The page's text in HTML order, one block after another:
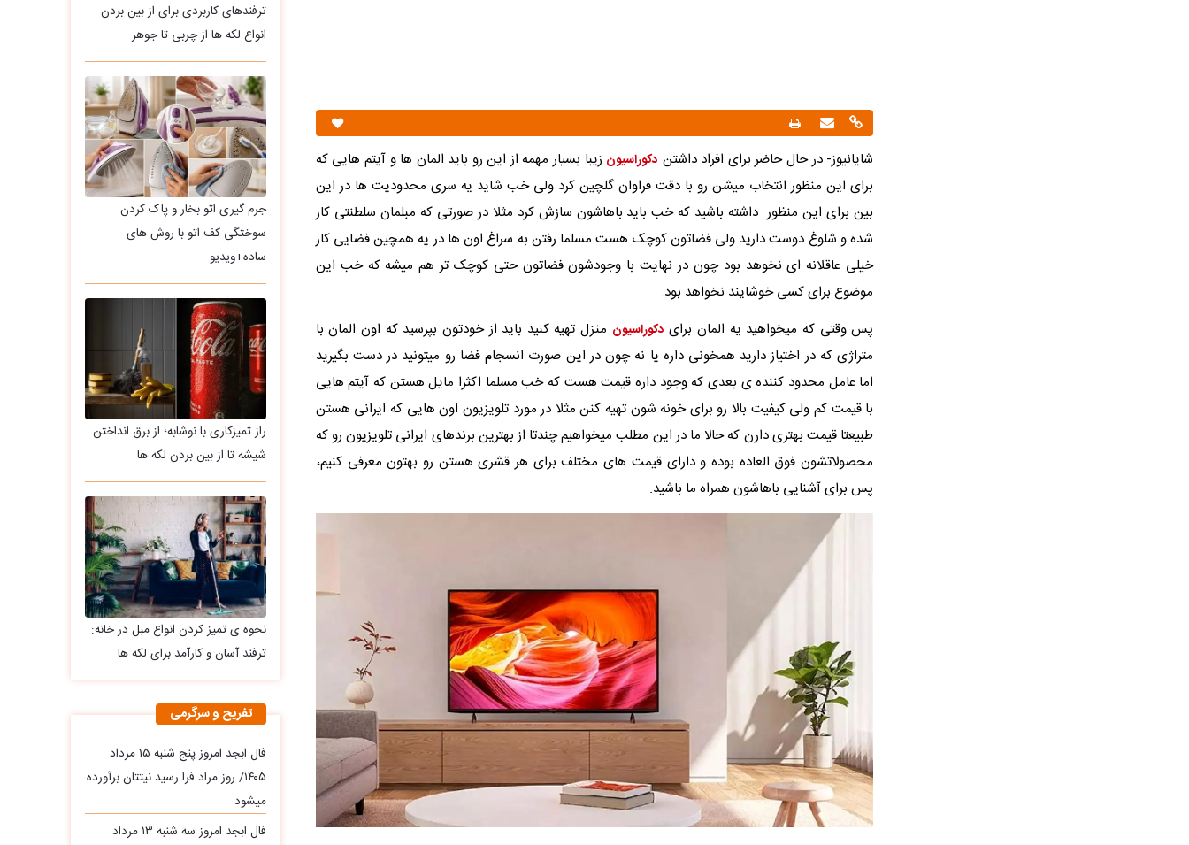
شایانیوز- در حال حاضر برای افراد داشتن دکوراسیون زیبا بسیار مهمه از این رو باید المان ها و آیتم هایی که
برای این منظور انتخاب میشن رو با دقت فراوان گلچین کرد ولی خب شاید یه سری محدودیت ها در این
بین برای این منظور داشته باشید که خب باید باهاشون سازش کرد مثلا در صورتی که مبلمان سلطنتی کار
شده و شلوغ دوست دارید ولی فضاتون کوچک هست مسلما رفتن به سراغ اون ها در یه همچین فضایی کار
خیلی عاقلانه ای نخوهد بود چون در نهایت با وجودشون فضاتون حتی کوچک تر هم میشه که خب این
موضوع برای کسی خوشایند نخواهد بود.
پس وقتی که میخواهید یه المان برای دکوراسیون منزل تهیه کنید باید از خودتون بپرسید که اون المان با
متراژی که در اختیاز دارید همخونی داره یا نه چون در این صورت انسجام فضا رو میتونید در دست بگیرید
اما عامل محدود کننده ی بعدی که وجود داره قیمت هست که خب مسلما اکثرا مایل هستن که آیتم هایی
با قیمت کم ولی کیفیت بالا رو برای خونه شون تهیه کنن مثلا در مورد تلویزیون اون هایی که ایرانی هستن
طبیعتا قیمت بهتری دارن که حالا ما در این مطلب میخواهیم چندتا از بهترین برندهای ایرانی تلویزیون رو که
محصولاتشون فوق العاده بوده و دارای قیمت های مختلف برای هر قشری هستن رو بهتون معرفی کنیم،
پس برای آشنایی باهاشون همراه ما باشید.
ترفندهای کاربردی برای از بین بردن
انواع لکه ها از چربی تا جوهر
جرم گیری اتو بخار و پاک کردن
سوختگی کف اتو با روش های
ساده+ویدیو
راز تمیزکاری با نوشابه؛ از برق انداختن
شیشه تا از بین بردن لکه ها
نحوه ی تمیز کردن انواع مبل در خانه:
ترفند آسان و کارآمد برای لکه ها
تفریح و سرگرمی
فال ابجد امروز پنج شنبه ۱۵ مرداد
۱۴۰۵/ روز مراد فرا رسید نیتتان برآورده
میشود
فال ابجد امروز سه‌ شنبه ۱۳ مرداد